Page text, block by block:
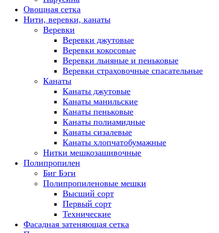
Овощная сетка
Нити, веревки, канаты
Веревки
Веревки джутовые
Веревки кокосовые
Веревки льняные и пеньковые
Веревки страховочные спасательные
Канаты
Канаты джутовые
Канаты манильские
Канаты пеньковые
Канаты полиамидные
Канаты сизалевые
Канаты хлопчатобумажные
Нитки мешкозашивочные
Полипропилен
Биг Бэги
Полипропиленовые мешки
Высший сорт
Первый сорт
Технические
Фасадная затеняющая сетка